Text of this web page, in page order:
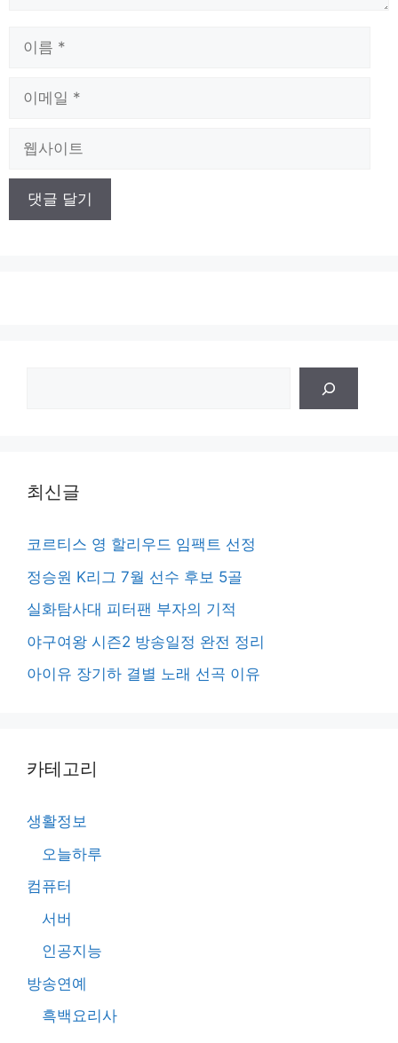
최신글
코르티스 영 할리우드 임팩트 선정
정승원 K리그 7월 선수 후보 5골
실화탐사대 피터팬 부자의 기적
야구여왕 시즌2 방송일정 완전 정리
아이유 장기하 결별 노래 선곡 이유
카테고리
생활정보
오늘하루
컴퓨터
서버
인공지능
방송연예
흑백요리사